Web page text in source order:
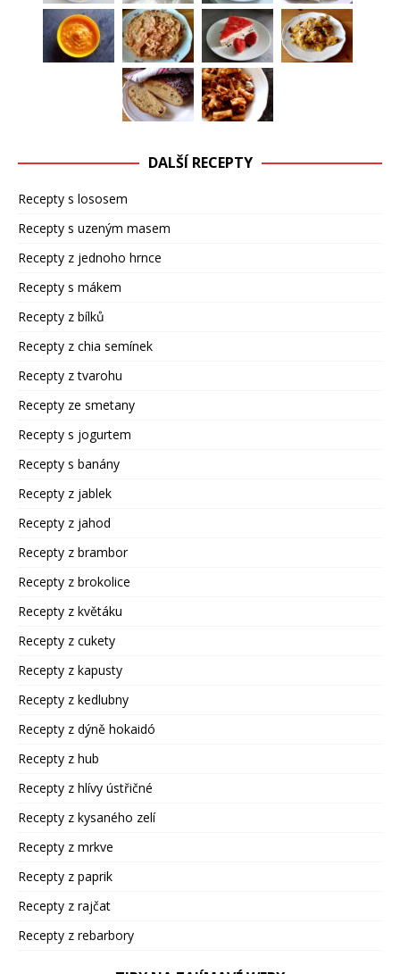
DALŠÍ RECEPTY
Recepty s lososem
Recepty s uzeným masem
Recepty z jednoho hrnce
Recepty s mákem
Recepty z bílků
Recepty z chia semínek
Recepty z tvarohu
Recepty ze smetany
Recepty s jogurtem
Recepty s banány
Recepty z jablek
Recepty z jahod
Recepty z brambor
Recepty z brokolice
Recepty z květáku
Recepty z cukety
Recepty z kapusty
Recepty z kedlubny
Recepty z dýně hokaidó
Recepty z hub
Recepty z hlívy ústřičné
Recepty z kysaného zelí
Recepty z mrkve
Recepty z paprik
Recepty z rajčat
Recepty z rebarbory